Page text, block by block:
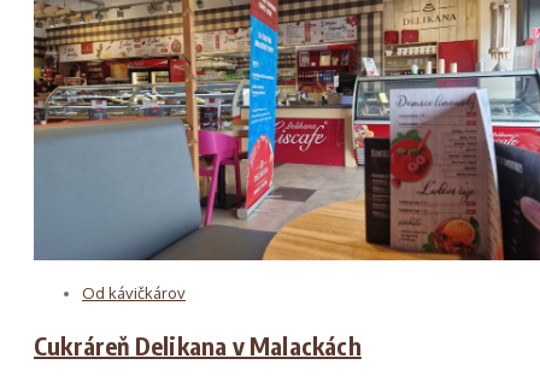
Od kávičkárov
Cukráreň Delikana v Malackách